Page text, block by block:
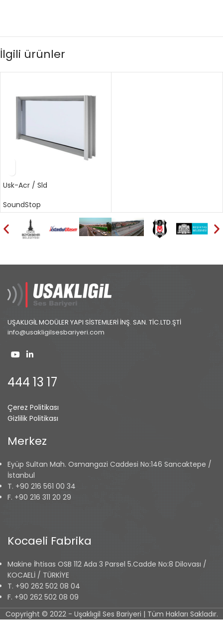
İlgili ürünler
Usk-Acr / Sld
SoundStop
UŞAKLIGİL MODÜLER YAPI SİSTEMLERİ İNŞ. SAN. TİC.LTD.ŞTİ
info@usakligilsesbariyeri.com
444 13 17
Çerez Politikası
Gizlilik Politikası
Merkez
Eyüp Sultan Mah. Osmangazi Caddesi No:146 Sancaktepe /
İstanbul
T. +90 216 561 00 34
F. +90 216 311 20 29
Kocaeli Fabrika
Makine İhtisas OSB 112 Ada 3 Parsel 5.Cadde No:8 Dilovası /
KOCAELİ / TÜRKİYE
T. +90 262 502 08 04
F. +90 262 502 08 09
Copyright © 2022 - Uşaklıgil Ses Bariyeri | Tüm Hakları Sakladır.